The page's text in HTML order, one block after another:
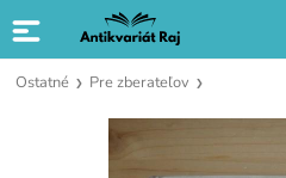
Ostatné Pre zberateľov